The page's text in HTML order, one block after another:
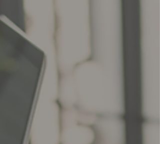
Poniżej przedstawiamy 15 zwrotów Business
English na start, wraz z przykładami ich
w typowych sytuacjach biznesowych.